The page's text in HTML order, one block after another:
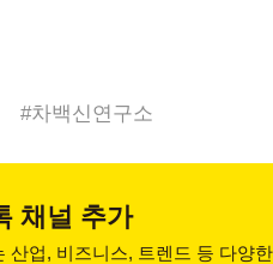
#차백신연구소
채널 추가
산업, 비즈니스, 트렌드 등 다양